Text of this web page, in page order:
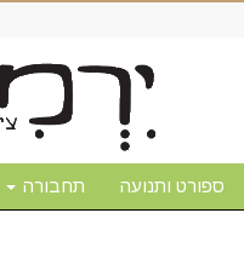
ספורט ותנועה תחבורה